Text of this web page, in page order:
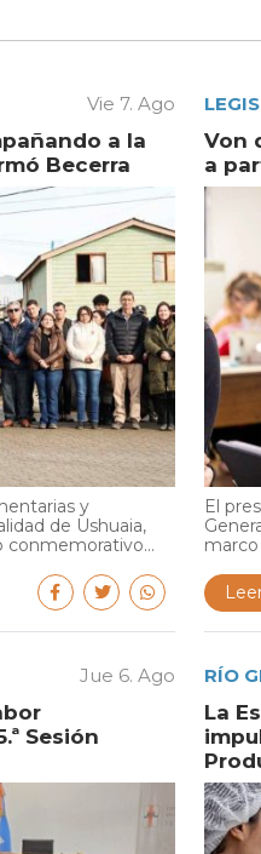
Vie 7. Ago
a la
Becerra
y
de Ushuaia,
conmemorativo...
Von
a
El
Jue 6. Ago
Sesión
RÍO
La